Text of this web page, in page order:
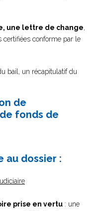
une lettre de change,
certifiées conforme par le
bail, un récapitulatif du
de
fonds de
au dossier :
prise en vertu : une